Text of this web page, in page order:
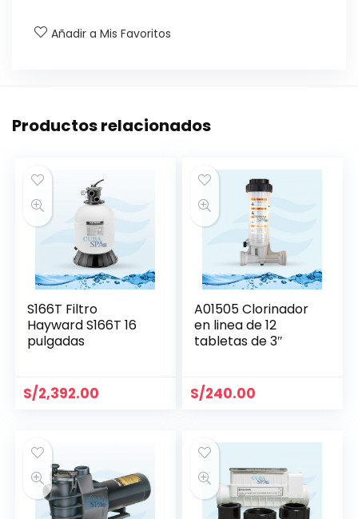
Añadir a Mis Favoritos
Productos relacionados
S166T Filtro
Hayward S166T 16
pulgadas
S/2,392.00
A01505 Clorinador
en linea de 12
tabletas de 3″
S/240.00